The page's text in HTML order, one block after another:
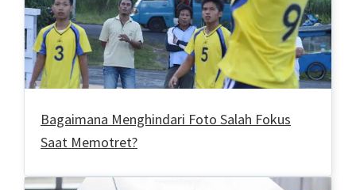
Bagaimana Menghindari Foto Salah Fokus
Saat Memotret?